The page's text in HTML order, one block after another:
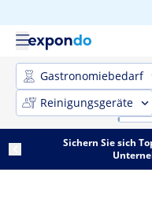
Gastronomiebedarf
Reinigungsgeräte
Sichern Sie sich